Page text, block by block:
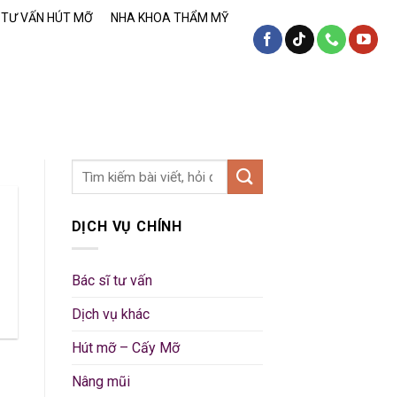
TƯ VẤN HÚT MỠ NHA KHOA THẨM MỸ
DỊCH VỤ CHÍNH
Bác sĩ tư vấn
Dịch vụ khác
Hút mỡ – Cấy Mỡ
Nâng mũi